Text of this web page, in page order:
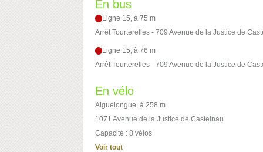
En bus
Ligne 15, à 75 m
Arrêt Tourterelles - 709 Avenue de la Justice de
Ligne 15, à 76 m
Arrêt Tourterelles - 709 Avenue de la Justice de
En vélo
Aiguelongue, à 258 m
1071 Avenue de la Justice de Castelnau
Capacité : 8 vélos
Voir tout